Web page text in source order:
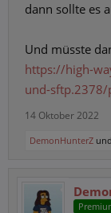
dann sollte es
Und müsste
https://high-
und-sftp.2378/
14 Oktober 2022
DemonHunterZ und